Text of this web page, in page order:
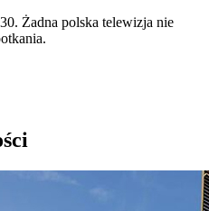
Żadna polska telewizja nie